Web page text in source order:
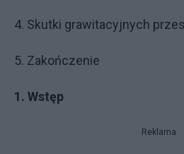
4. Skutki grawitacyjnych
5. Zakończenie
1. Wstęp
Reklama